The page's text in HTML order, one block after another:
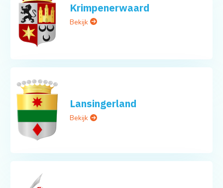
Krimpenerwaard
Bekijk
Lansingerland
Bekijk